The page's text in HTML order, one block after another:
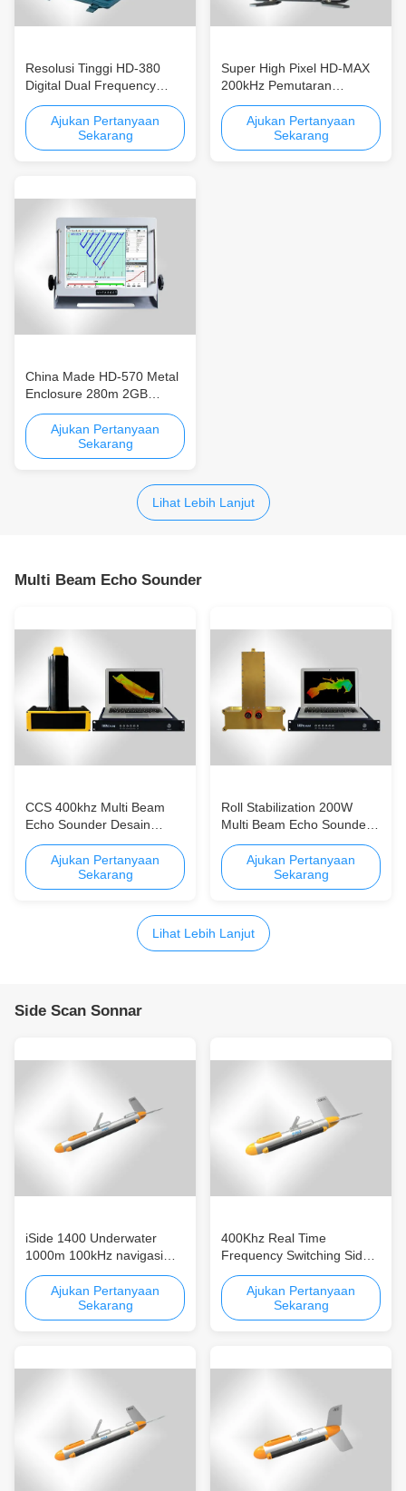
Resolusi Tinggi HD-380
Digital Dual Frequency
Dustproof Single Beam
Echo Sounder Portable
Ajukan Pertanyaan
Sekarang
Super High Pixel HD-MAX
200kHz Pemutaran
Rekaman Single Beam
Echo Sounder Perekaman
Mudah Dan Pemutaran
Beberapa Output
Ajukan Pertanyaan
Sekarang
China Made HD-570 Metal
Enclosure 280m 2GB
Single Beam Echo Sounder
High-pixel Full-metal
Enclosure Hemat Biaya
Ajukan Pertanyaan
Sekarang
Lihat Lebih Lanjut
Multi Beam Echo Sounder
CCS 400khz Multi Beam
Echo Sounder Desain
Ringkas SuitbaleUntuk
Kedalaman 0,5m ~ 180m
Ajukan Pertanyaan
Sekarang
Roll Stabilization 200W
Multi Beam Echo Sounder
Kepadatan sinar tinggi dan
kecepatan ping
Miniaturisasi
Ajukan Pertanyaan
Sekarang
Lihat Lebih Lanjut
Side Scan Sonnar
iSide 1400 Underwater
1000m 100kHz navigasi
Side Scan Sonnar desain
transduser kompak
Ajukan Pertanyaan
Sekarang
400Khz Real Time
Frequency Switching Side
Scan Sonnar dengan
Fungsi Pengalihan
Frekuensi Real-time
Ajukan Pertanyaan
Sekarang